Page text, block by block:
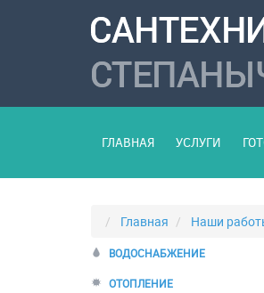
ГЛАВНАЯ УСЛУГИ
Главная Наши
ВОДОСНАБЖЕНИЕ
ОТОПЛЕНИЕ